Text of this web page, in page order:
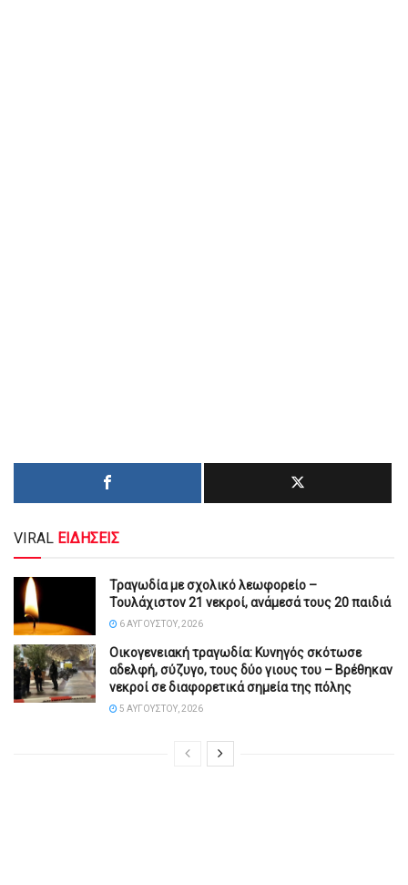
VIRAL ΕΙΔΗΣΕΙΣ
Τραγωδία με σχολικό λεωφορείο –
Τουλάχιστον 21 νεκροί, ανάμεσά τους 20 παιδιά
6 ΑΥΓΟΎΣΤΟΥ, 2026
Οικογενειακή τραγωδία: Κυνηγός σκότωσε
αδελφή, σύζυγο, τους δύο γιους του – Βρέθηκαν
νεκροί σε διαφορετικά σημεία της πόλης
5 ΑΥΓΟΎΣΤΟΥ, 2026